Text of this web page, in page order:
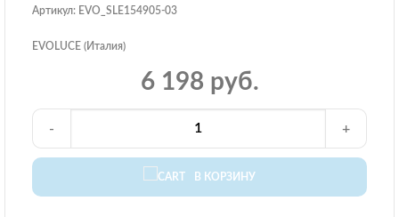
Артикул: EVO_SLE154905-03
EVOLUCE (Италия)
6 198 руб.
В КОРЗИНУ
- +